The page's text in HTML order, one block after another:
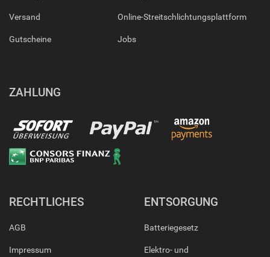
Versand
Gutscheine
Online-Streitschlichtungsplattform
Jobs
ZAHLUNG
RECHTLICHES
AGB
Impressum
ENTSORGUNG
Batteriegesetz
Elektro- und